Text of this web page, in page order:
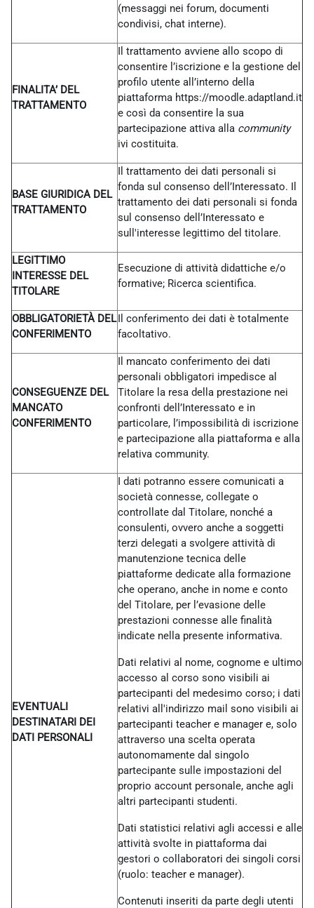
(messaggi nei forum, documenti
condivisi, chat interne).
FINALITA’ DEL
TRATTAMENTO
Il trattamento avviene allo scopo di
consentire l’iscrizione e la gestione del
profilo utente all’interno della
piattaforma https://moodle.adaptland.it
e così da consentire la sua
partecipazione attiva alla community
ivi costituita.
BASE GIURIDICA DEL
TRATTAMENTO
Il trattamento dei dati personali si
fonda sul consenso dell’Interessato. Il
trattamento dei dati personali si fonda
sul consenso dell’Interessato e
sull'interesse legittimo del titolare.
LEGITTIMO
INTERESSE DEL
TITOLARE
Esecuzione di attività didattiche e/o
formative; Ricerca scientifica.
OBBLIGATORIETÀ DEL
CONFERIMENTO
Il conferimento dei dati è totalmente
facoltativo.
CONSEGUENZE DEL
MANCATO
CONFERIMENTO
Il mancato conferimento dei dati
personali obbligatori impedisce al
Titolare la resa della prestazione nei
confronti dell’Interessato e in
particolare, l’impossibilità di iscrizione
e partecipazione alla piattaforma e alla
relativa community.
EVENTUALI
DESTINATARI DEI
DATI PERSONALI
I dati potranno essere comunicati a
società connesse, collegate o
controllate dal Titolare, nonché a
consulenti, ovvero anche a soggetti
terzi delegati a svolgere attività di
manutenzione tecnica delle
piattaforme dedicate alla formazione
che operano, anche in nome e conto
del Titolare, per l’evasione delle
prestazioni connesse alle finalità
indicate nella presente informativa.
Dati relativi al nome, cognome e ultimo
accesso al corso sono visibili ai
partecipanti del medesimo corso; i dati
relativi all'indirizzo mail sono visibili ai
partecipanti teacher e manager e, solo
attraverso una scelta operata
autonomamente dal singolo
partecipante sulle impostazioni del
proprio account personale, anche agli
altri partecipanti studenti.
Dati statistici relativi agli accessi e alle
attività svolte in piattaforma dai
gestori o collaboratori dei singoli corsi
(ruolo: teacher e manager).
Contenuti inseriti da parte degli utenti